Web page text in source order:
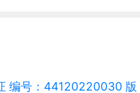
编号：44120220030 版